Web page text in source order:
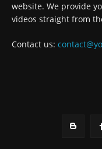
website. We provide
videos straight from
Contact us: